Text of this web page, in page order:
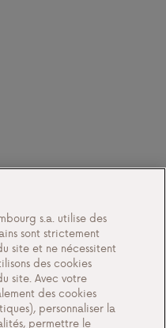
nous
s.a. utilise des
sont strictement
site et ne nécessitent
des cookies
site. Avec votre
des cookies
personnaliser la
permettre le